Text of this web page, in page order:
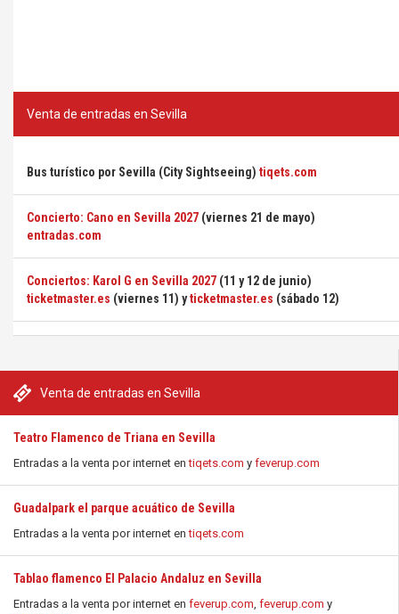
Venta de entradas en Sevilla
Teatro Flamenco de Triana en Sevilla
Entradas a la venta por internet entiqets.com y feverup.com
Guadalpark el parque acuático de Sevilla
Entradas a la venta por internet entiqets.com
Tablao flamenco El Palacio Andaluz en Sevilla
Entradas a la venta por internet en feverup.com, feverup.com y
Venta de entradas en Sevilla
Bus turístico por Sevilla (City Sightseeing) tiqets.com
Concierto: Cano en Sevilla 2027 (viernes 21 de mayo)
entradas.com
Conciertos: Karol G en Sevilla 2027 (11 y 12 de junio)
ticketmaster.es (viernes 11) yticketmaster.es (sábado 12)